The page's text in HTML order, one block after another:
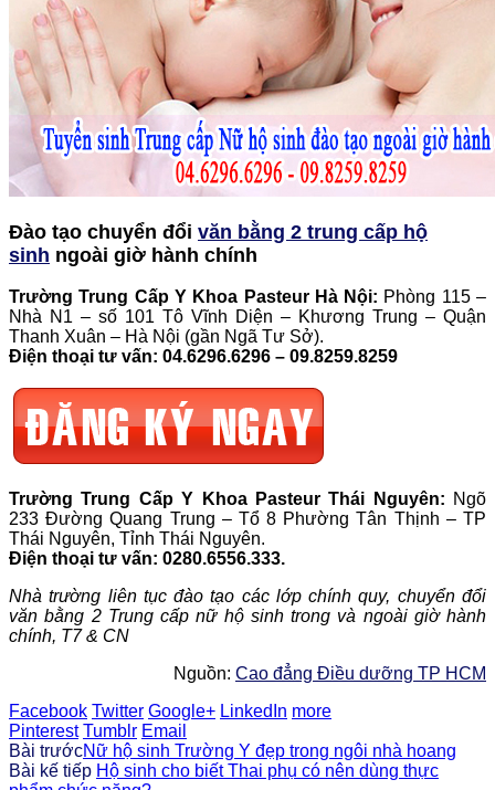
Đào tạo chuyển đổi văn bằng 2 trung cấp hộ
sinh ngoài giờ hành chính
Trường Trung Cấp Y Khoa Pasteur Hà Nội: Phòng 115 –
Nhà N1 – số 101 Tô Vĩnh Diện – Khương Trung – Quận
Thanh Xuân – Hà Nội (gần Ngã Tư Sở).
Điện thoại tư vấn: 04.6296.6296 – 09.8259.8259
Trường Trung Cấp Y Khoa Pasteur Thái Nguyên: Ngõ
233 Đường Quang Trung – Tổ 8 Phường Tân Thịnh – TP
Thái Nguyên, Tỉnh Thái Nguyên.
Điện thoại tư vấn: 0280.6556.333.
Nhà trường liên tục đào tạo các lớp chính quy, chuyển đổi
văn bằng 2 Trung cấp nữ hộ sinh trong và ngoài giờ hành
chính, T7 & CN
Nguồn: Cao đẳng Điều dưỡng TP HCM
Facebook Twitter Google+ LinkedIn more
Pinterest Tumblr Email
Bài trướcNữ hộ sinh Trường Y đẹp trong ngôi nhà hoang
Bài kế tiếp Hộ sinh cho biết Thai phụ có nên dùng thực